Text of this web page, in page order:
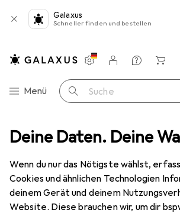
Deine Daten. Deine
Wenn du nur das Nötigste wählst,
Cookies und ähnlichen Technologien
deinem Gerät und deinem
Website. Diese brauchen wir, um dir
Galaxus
Schneller finden und bestellen
Navigation nach Kategorien
Menü Suche
Einstellungen
Kundenkonto
Vergleichslisten
Merklisten
Warenkorb
Wanddekoration Bilderrahmen Walther
5 Bilder